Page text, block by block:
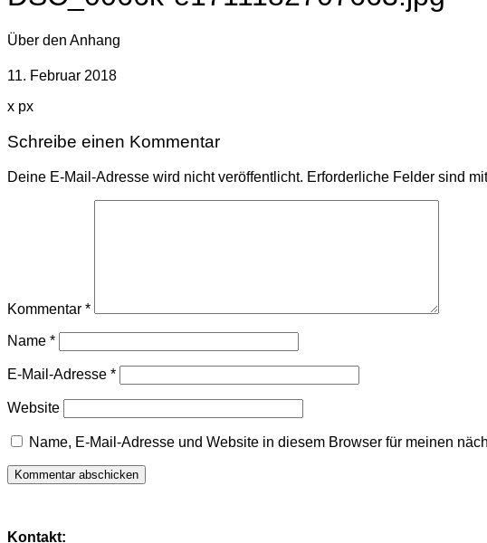
Über den Anhang
11. Februar 2018
x px
Schreibe einen Kommentar
Deine E-Mail-Adresse wird nicht veröffentlicht. Erforderliche Felder sind
Kommentar *
Name *
E-Mail-Adresse *
Website
Name, E-Mail-Adresse und Website in diesem Browser für meinen
Kontakt: